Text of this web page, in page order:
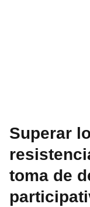
Superar
toma de